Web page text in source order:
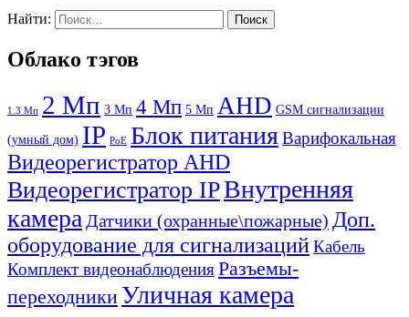
Найти:
Облако тэгов
1.3 Мп 2 Мп 3 Мп 4 Мп 5 Мп AHD GSM сигнализации
(умный дом) IP PoE Блок питанияВарифокальная
Видеорегистратор AHD
Видеорегистратор IPВнутренняя
камера Датчики (охранные\пожарные) Доп.
оборудование для сигнализацийКабель
Комплект видеонаблюденияРазъемы-
переходники Уличная камера